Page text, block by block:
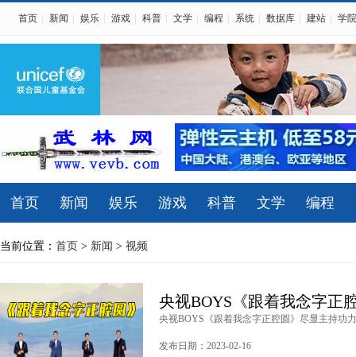
首页 新闻 娱乐 游戏 科普 文学 编程 系统 数据库 建站 学院
首页 新闻 娱乐 游戏 科普 文学 编程
当前位置： 首页 > 新闻 > 视频
央视BOYS《跟着我念字正
央视BOYS《跟着我念字正腔圆》尽显主持功
发布日期：2023-02-16